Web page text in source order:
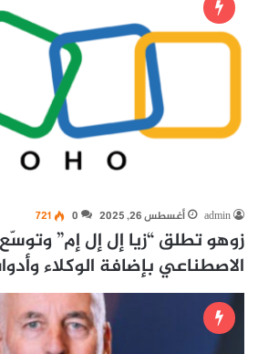
admin أغسطس 26, 2025 0
721
زوهو تطلق “زيا إل إل إم”
الاصطناعي بإضافة الوكلاء